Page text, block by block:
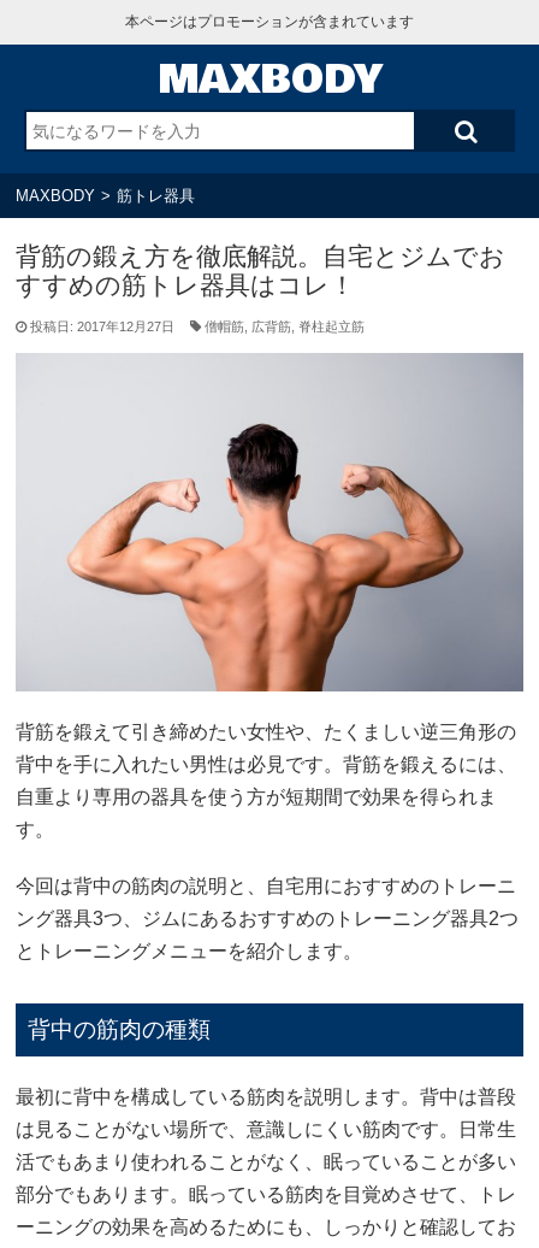
本ページはプロモーションが含まれています
MAXBODY
MAXBODY > 筋トレ器具
背筋の鍛え方を徹底解説。自宅とジムでお
すすめの筋トレ器具はコレ！
投稿日: 2017年12月27日 僧帽筋 広背筋 脊柱起立筋
背筋を鍛えて引き締めたい女性や、たくましい逆三角形の
背中を手に入れたい男性は必見です。背筋を鍛えるには、
自重より専用の器具を使う方が短期間で効果を得られま
す。
今回は背中の筋肉の説明と、自宅用におすすめのトレーニ
ング器具3つ、ジムにあるおすすめのトレーニング器具2つ
とトレーニングメニューを紹介します。
背中の筋肉の種類
最初に背中を構成している筋肉を説明します。背中は普段
は見ることがない場所で、意識しにくい筋肉です。日常生
活でもあまり使われることがなく、眠っていることが多い
部分でもあります。眠っている筋肉を目覚めさせて、トレ
ーニングの効果を高めるためにも、しっかりと確認してお